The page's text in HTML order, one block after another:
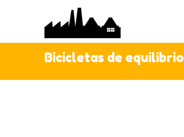
Bicicletas de equilibrio